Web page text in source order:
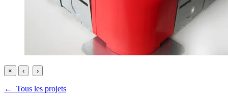
× ‹ ›
← Tous les projets